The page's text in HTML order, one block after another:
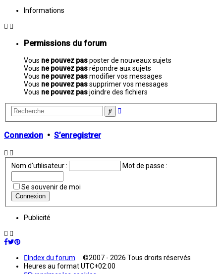
Informations
Permissions du forum
Vous ne pouvez pasposter de nouveaux sujets
Vous ne pouvez pasrépondre aux sujets
Vous ne pouvez pasmodifier vos messages
Vous ne pouvez passupprimer vos messages
Vous ne pouvez pasjoindre des fichiers
Rechercher
Recherche
Connexion • S’enregistrer
Nom d’utilisateur : Mot de passe :
Se souvenir de moi
Publicité
Index du forum ©2007 - 2026 Tous droits réservés
Heures au formatUTC+02:00